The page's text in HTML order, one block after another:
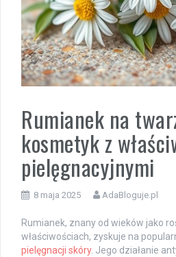
Rumianek na
kosmetyk z
pielęgnacyjnymi
8 maja 2025 AdaBloguje.pl
Rumianek, znany od wieków jako
właściwościach, zyskuje na
pielęgnacji skóry. Jego działanie